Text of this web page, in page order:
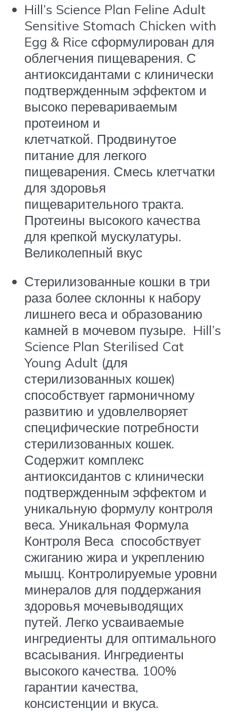
Hill’s Science Plan Feline Adult
Sensitive Stomach Chicken with
Egg & Rice сформулирован для
облегчения пищеварения. С
антиоксидантами с клинически
подтвержденным эффектом и
высоко перевариваемым
протеином и
клетчаткой. Продвинутое
питание для легкого
пищеварения. Смесь клетчатки
для здоровья
пищеварительного тракта.
Протеины высокого качества
для крепкой мускулатуры.
Великолепный вкус
Стерилизованные кошки в три
раза более склонны к набору
лишнего веса и образованию
камней в мочевом пузыре. Hill’s
Science Plan Sterilised Cat
Young Adult (для
стерилизованных кошек)
способствует гармоничному
развитию и удовлелворяет
специфические потребности
стерилизованных кошек.
Содержит комплекс
антиоксидантов с клинически
подтвержденным эффектом и
уникальную формулу контроля
веса. Уникальная Формула
Контроля Веса способствует
сжиганию жира и укреплению
мышц. Контролируемые уровни
минералов для поддержания
здоровья мочевыводящих
путей. Легко усваиваемые
ингредиенты для оптимального
всасывания. Ингредиенты
высокого качества. 100%
гарантии качества,
консистенции и вкуса.